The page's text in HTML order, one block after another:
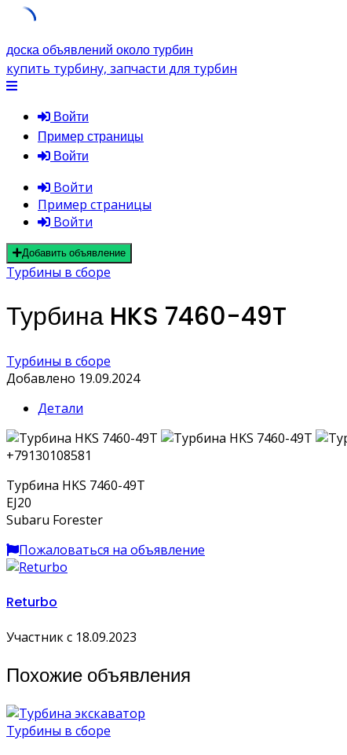
Skip
to
content
доска объявлений около турбин
купить турбину, запчасти для турбин
Войти
Пример страницы
Войти
Войти
Пример страницы
Войти
Добавить объявление
Турбины в сборе
Турбина HKS 7460-49T
Турбины в сборе
Добавлено 19.09.2024
Детали
+79130108581
Турбина HKS 7460-49T
EJ20
Subaru Forester
Пожаловаться на объявление
Returbo
Участник с 18.09.2023
Похожие объявления
Турбины в сборе